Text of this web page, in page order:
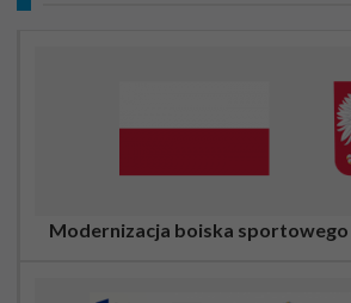
Modernizacja boiska sportowego